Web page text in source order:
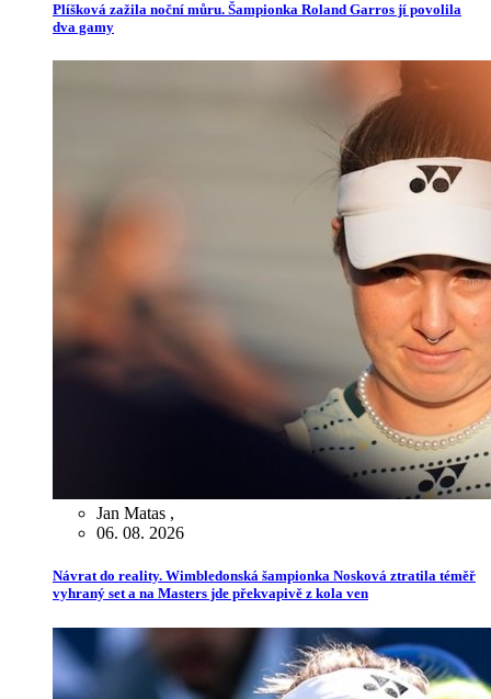
Plíšková zažila noční můru. Šampionka Roland Garros jí povolila
dva gamy
Jan Matas ,
06. 08. 2026
Návrat do reality. Wimbledonská šampionka Nosková ztratila téměř
vyhraný set a na Masters jde překvapivě z kola ven